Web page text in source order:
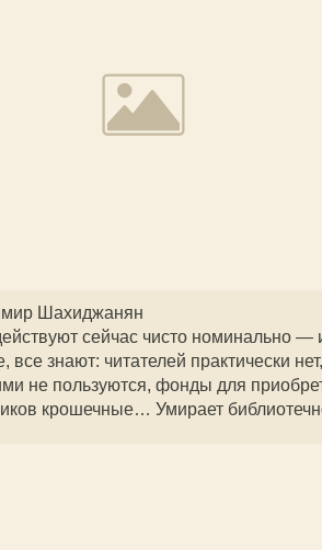
Шахиджанян
сейчас чисто номинально
все знают: читателей практически
не пользуются, фонды для
крошечные… Умирает